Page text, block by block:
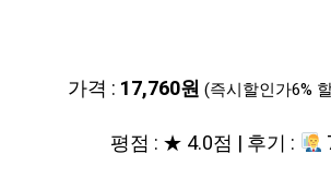
가격 : 17,760원 (즉시할인가6%
평점 : ★ 4.0점 | 후기 :